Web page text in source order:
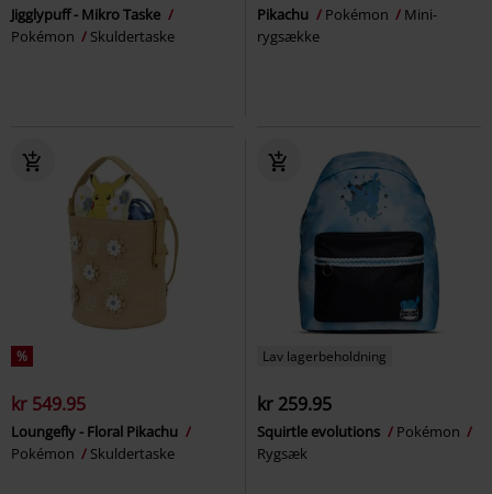
Jigglypuff - Mikro Taske
Pokémon
Skuldertaske
Pikachu Pokémon
Mini-
rygsække
%
kr 549.95
Loungefly - Floral Pikachu
Pokémon
Skuldertaske
Lav lagerbeholdning
kr 259.95
Squirtle evolutions
Pokémon
Rygsæk